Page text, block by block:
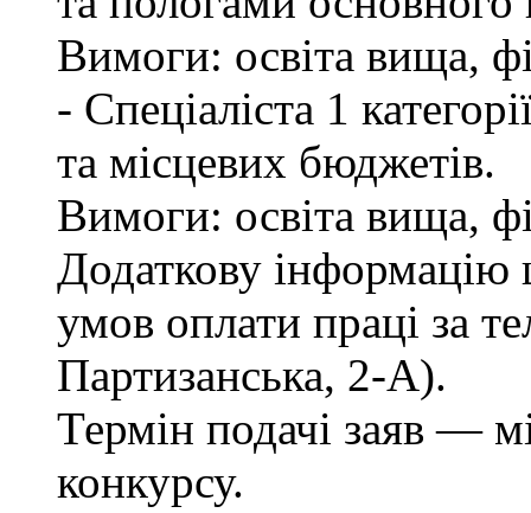
Вимоги: освіта вища,
- Спеціаліста 1
та місцевих бюджетів.
Вимоги: освіта вища,
Додаткову інформацію
умов оплати праці за
Партизанська, 2-А).
Термін подачі заяв —
конкурсу.